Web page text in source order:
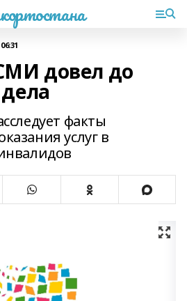
довел до
факты
услуг в